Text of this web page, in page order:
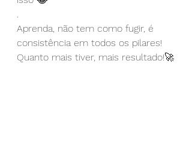
Aprenda, não tem como fugir, é
consistência em todos os pilares!
Quanto mais tiver, mais resultado!🚀